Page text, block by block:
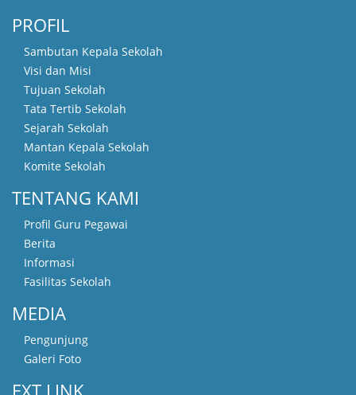
PROFIL
Sambutan Kepala Sekolah
Visi dan Misi
Tujuan Sekolah
Tata Tertib Sekolah
Sejarah Sekolah
Mantan Kepala Sekolah
Komite Sekolah
TENTANG KAMI
Profil Guru Pegawai
Berita
Informasi
Fasilitas Sekolah
MEDIA
Pengunjung
Galeri Foto